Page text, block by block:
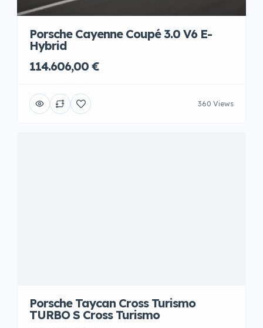
Porsche Cayenne Coupé 3.0 V6 E-
Hybrid
114.606,00 €
360 Views
Porsche Taycan Cross Turismo
TURBO S Cross Turismo